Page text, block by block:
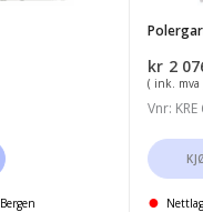
Bergen
kr 2
( ink. mva
Vnr: